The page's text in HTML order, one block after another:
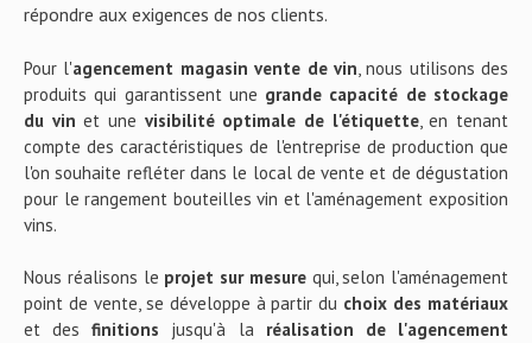
répondre aux exigences de nos clients.
Pour l'agencement magasin vente de vin, nous utilisons des
produits qui garantissent une grande capacité de stockage
du vin et une visibilité optimale de l'étiquette, en tenant
compte des caractéristiques de l'entreprise de production que
l'on souhaite refléter dans le local de vente et de dégustation
pour le rangement bouteilles vin et l'aménagement exposition
vins.
Nous réalisons le projet sur mesurequi, selon l'aménagement
point de vente, se développe à partir du choix des matériaux
et desfinitions jusqu'à la réalisation de l'agencement